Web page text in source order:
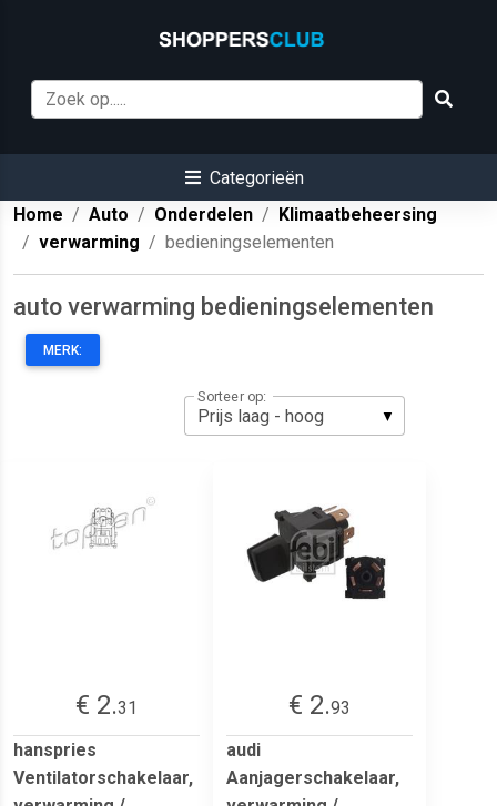
Categorieën
Home
Auto Onderdelen
Klimaatbeheersing
verwarming
bedieningselementen
auto verwarming bedieningselementen
MERK:
Sorteer op:
€ 2.31
hanspries
Ventilatorschakelaar,
€ 2.93
audi
Aanjagerschakelaar,